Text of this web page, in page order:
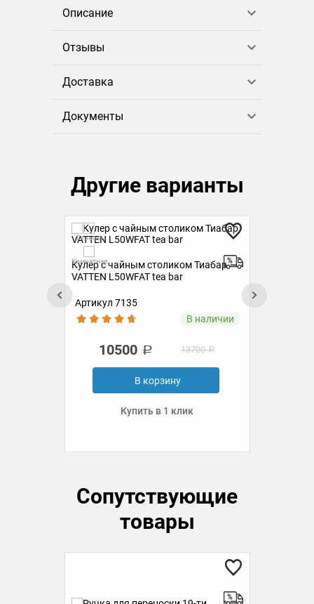
Описание
Отзывы
Доставка
Документы
Другие варианты
Горячая
Комнатная
Кулер с чайным столиком Тиабар
VATTEN L50WFAT tea bar
Артикул 7135
В наличии
10500 13700
В корзину
Купить в 1 клик
Сопутствующие
товары